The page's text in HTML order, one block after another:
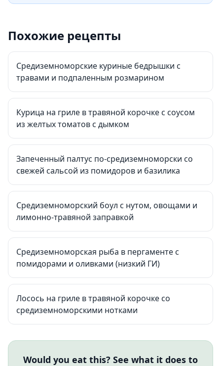
Похожие рецепты
Средиземноморские куриные бедрышки с
травами и подпаленным розмарином
Курица на гриле в травяной корочке с соусом
из желтых томатов с дымком
Запеченный палтус по-средиземноморски со
свежей сальсой из помидоров и базилика
Средиземноморский боул с нутом, овощами и
лимонно-травяной заправкой
Средиземноморская рыба в пергаменте с
помидорами и оливками (низкий ГИ)
Лосось на гриле в травяной корочке со
средиземноморскими нотками
Would you eat this? See what it does to